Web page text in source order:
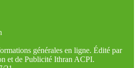
générales en ligne. Édité par
et de Publicité Ithran ACPI.